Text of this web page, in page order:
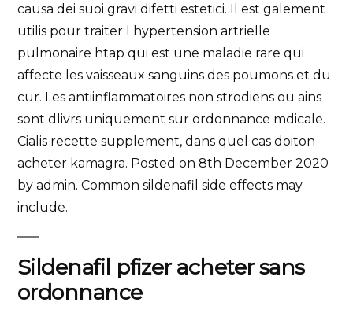
causa dei suoi gravi difetti estetici. Il est galement
utilis pour traiter l hypertension artrielle
pulmonaire htap qui est une maladie rare qui
affecte les vaisseaux sanguins des poumons et du
cur. Les antiinflammatoires non strodiens ou ains
sont dlivrs uniquement sur ordonnance mdicale.
Cialis recette supplement, dans quel cas doiton
acheter kamagra. Posted on 8th December 2020
by admin. Common sildenafil side effects may
include.
Sildenafil pfizer acheter sans
ordonnance